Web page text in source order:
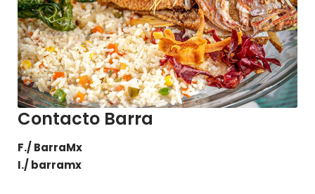
Contacto Barra
F./ BarraMx
I./ barramx